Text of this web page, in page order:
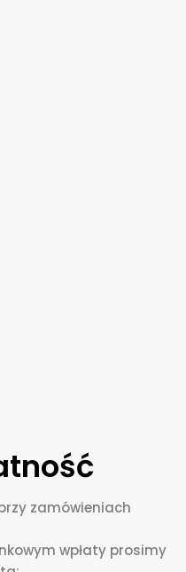
zamówieniach
wpłaty prosimy